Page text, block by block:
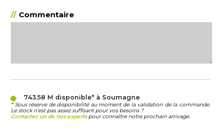
Commentaire
743.58 M disponible* à Soumagne
* Sous réserve de disponibilité au moment de la validation de la commande.
Le stock n’est pas assez suffisant pour vos besoins ?
Contactez un de nos expertspour connaître notre prochain arrivage.